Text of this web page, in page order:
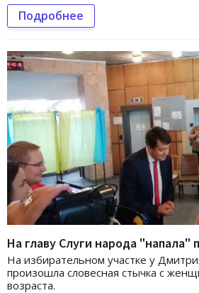
Подробнее
На главу Слуги народа "напала"
На избирательном участке у
произошла словесная стычка с
возраста.